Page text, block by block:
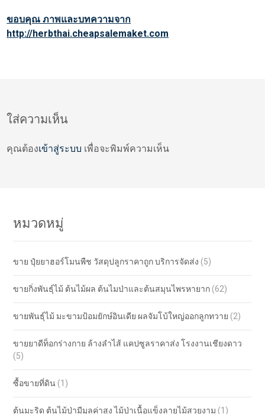
ขอบคุณ ภาพและบทความจาก
http://herbthai.cheapsalemaket.com
ใส่ความเห็น
คุณต้องเข้าสู่ระบบ เพื่อจะพิมพ์ความเห็น
หมวดหมู่
ขาย ปุ๋ยยาฮอร์โมนพืช วัสดุปลูกราคาถูก บริการจัดส่ง (5)
ขายกิ่งพันธุ์ไม้ ต้นไม้ผล ต้นไมป่าและต้นสมุนไพรหายาก (62)
ขายพันธุ์ไม้ มะขามป้อมยักษ์อินเดีย ผลจัมโบ้ใหญ่ออกลูกทวาย (2)
ขายยาดีท็อกร่างกาย ล้างลำไส้ แคปซูลราคาส่ง โรงงานเชียงดาว
(5)
ซื้อขายที่ดิน (1)
ต้นมะริด ต้นไม้ป่ามีมูลค่าสูง ไม้ป่าเนื้อแข็งลายไม้สวยงาม (1)